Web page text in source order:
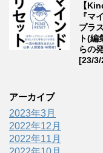
【
『マ
プラ
ト(
らの
[23/3/
アーカイブ
2023年3月
2022年12月
2022年11月